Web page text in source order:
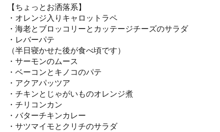
【ちょっとお洒落系】
・オレンジ入りキャロットラペ
・海老とブロッコリーとカッテージチーズのサラダ
・レバーパテ
（半日寝かせた後が食べ頃です）
・サーモンのムース
・ベーコンとキノコのパテ
・アクアパッツア
・チキンとじゃがいものオレンジ煮
・チリコンカン
・バターチキンカレー
・サツマイモとクリチのサラダ